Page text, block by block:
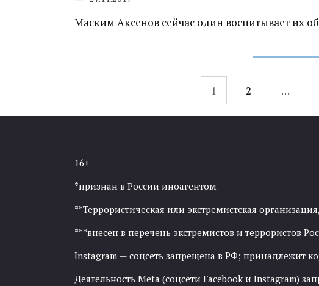
Маским Аксенов сейчас один воспитывает их
записям
1 2 …
16+
*признан в России иноагентом
**Террористическая или экстремистская
***внесен в перечень экстремистов и террористов
Instagram — соцсеть запрещена в РФ; принадлежит
Деятельность Meta (соцсети Facebook и Instagram)